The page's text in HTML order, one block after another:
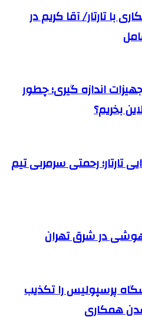
با تارتار/ آقا کریم در
اندازه گیری؛ چطور
بخریم؟
تارتار؛ رحمتی سرمربی تیم
در شرق تهران
پرسپولیس را تکذیب
همکاری